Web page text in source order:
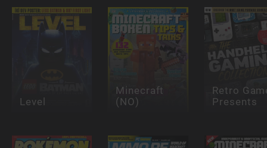
Level
Minecraft
(NO)
Retro
Presents